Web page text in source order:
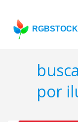
RGBSTOCK
por